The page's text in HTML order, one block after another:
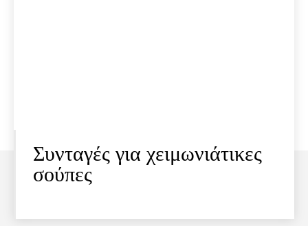
Συνταγές για χειμωνιάτικες
σούπες